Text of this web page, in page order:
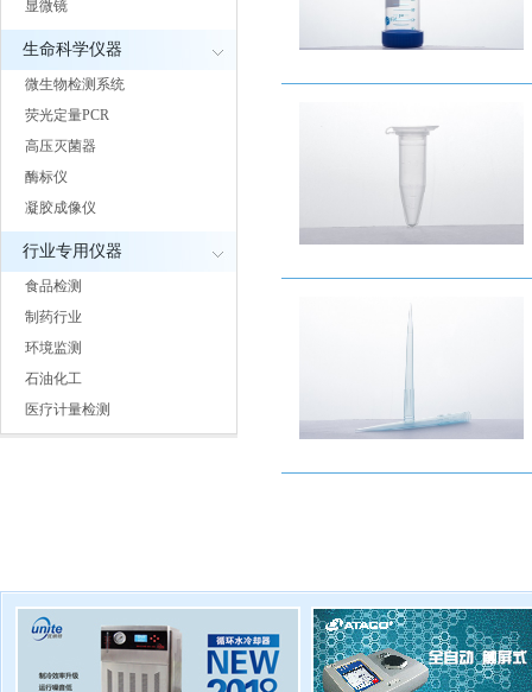
显微镜
生命科学仪器
微生物检测系统
荧光定量PCR
高压灭菌器
酶标仪
凝胶成像仪
行业专用仪器
食品检测
制药行业
环境监测
石油化工
医疗计量检测